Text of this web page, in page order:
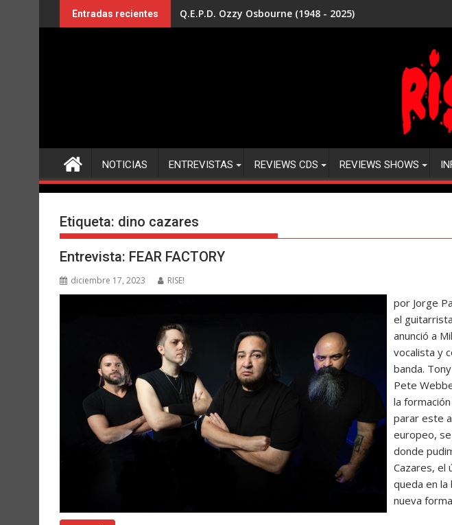
al
Entradas recientes Q.E.P.D. Ozzy Osbourne (1948 - 2025)
NOTICIAS ENTREVISTAS REVIEWS CDS REVIEWS SHOWS
Etiqueta: dino cazares
Entrevista: FEAR FACTORY
diciembre 17, 2023 RISE!
por Jorge
el
anunció a
vocalista y
banda.
Pete
la
parar este
europeo,
donde
Cazares, el
queda en la
nueva